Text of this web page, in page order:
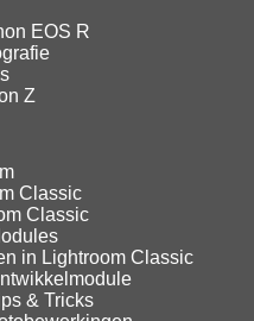
EOS R
Z
Classic
Classic
in Lightroom Classic
& Tricks